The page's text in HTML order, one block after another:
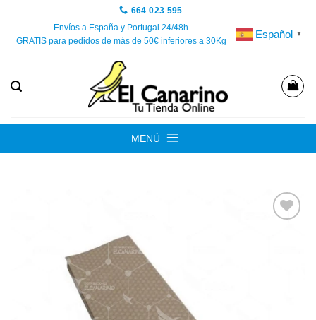
contenido
664 023 595
Envíos a España y Portugal 24/48h
GRATIS para pedidos de más de 50€ inferiores a 30Kg
Español ▼
MENÚ